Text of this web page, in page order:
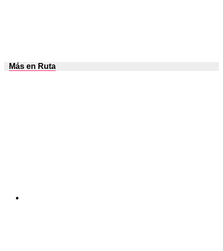
Más en Ruta